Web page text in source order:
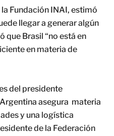
Fundación INAI, estimó
llegar a generar algún
que Brasil “no está en
en materia de
del presidente
asegura materia
y una logística
de la Federación